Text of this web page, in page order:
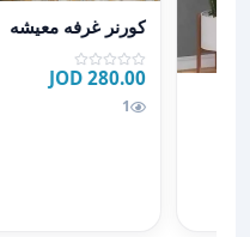
عرض تفاصيل كورنر
كورنر غرفه معيشه
280.00 JOD
1